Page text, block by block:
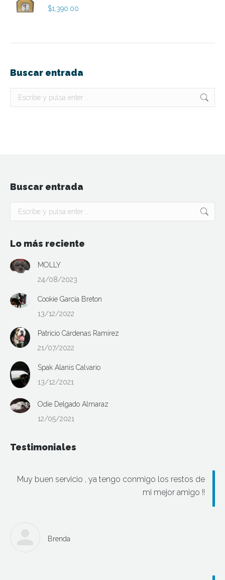
$1,390.00
Buscar entrada
Buscar:
Buscar entrada
Buscar:
Lo más reciente
MOLLY
24/08/2023
Cookie García Breton
13/12/2022
Patricio Cárdenas Ramírez
21/07/2022
Spak Alanis Calvario
13/12/2021
Odie Delgado Almaraz
12/05/2021
Testimoniales
Muy buen servicio , ya tengo conmigo los restos de
mi mejor amigo !!
Brenda